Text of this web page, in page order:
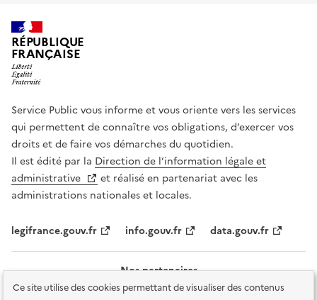
Ce site utilise des cookies permettant de visualiser des contenus
RÉPUBLIQUE
FRANÇAISE
Service Public vous informe et vous oriente vers les services
qui permettent de connaître vos obligations, d’exercer vos
droits et de faire vos démarches du quotidien.
Il est édité par la Direction de l’information légale et
administrative
et réalisé en partenariat avec les
administrations nationales et locales.
legifrance.gouv.fr info.gouv.fr data.gouv.fr
Nos partenaires